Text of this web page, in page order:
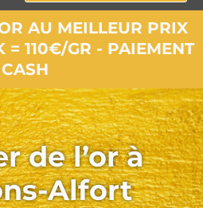
AU MEILLEUR PRIX
= 110€/GR - PAIEMENT
CASH
de l’or à
Alfort